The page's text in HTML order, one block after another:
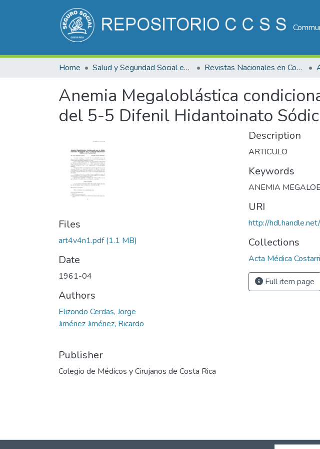
Home Salud y Seguridad Social en Costa Rica Revistas Nacionales en Costa Rica
Anemia Megaloblástica
del 5-5 Difenil Hidantoinato
Files
art4v4n1.pdf(1.1 MB)
Date
1961-04
Authors
Elizondo Cerdas, Jorge
Jiménez Jiménez, Ricardo
Publisher
Colegio de Médicos y Cirujanos de Costa Rica
Description
ARTICULO
Keywords
ANEMIA
URI
http://
Collections
Acta Médica
Full item page